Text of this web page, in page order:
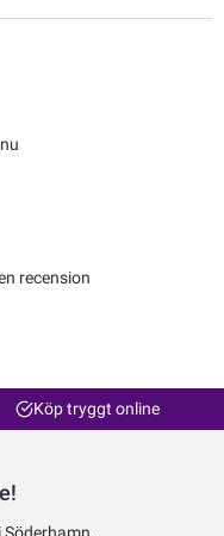
recension
Köp tryggt online